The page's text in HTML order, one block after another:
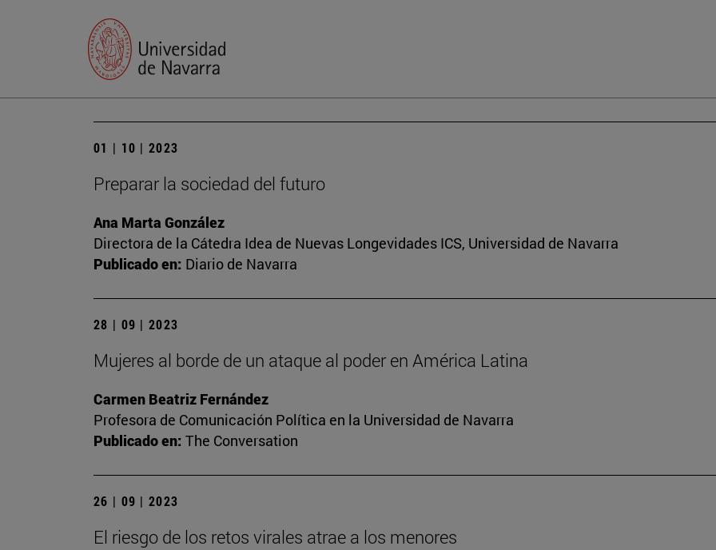
01 | 10 | 2023
Preparar la sociedad del futuro
Ana Marta González
Directora de la Cátedra Idea de Nuevas Longevidades ICS, Universidad de Navarra
Publicado en: Diario de Navarra
28 | 09 | 2023
Mujeres al borde de un ataque al poder en América Latina
Carmen Beatriz Fernández
Profesora de Comunicación Política en la Universidad de Navarra
Publicado en: The Conversation
26 | 09 | 2023
El riesgo de los retos virales atrae a los menores